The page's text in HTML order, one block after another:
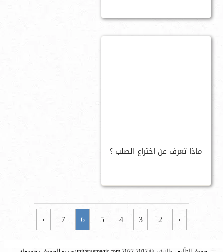
ماذا تعرف عن اختراع الصلب ؟
‹
2
3
4
5
6
7
›